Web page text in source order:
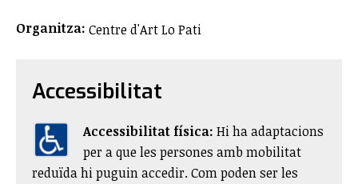
Organitza: Centre d'Art Lo Pati
Accessibilitat
Accessibilitat física: ​Hi ha adaptacions
per a que les persones amb mobilitat
reduïda hi puguin accedir. Com poden ser les